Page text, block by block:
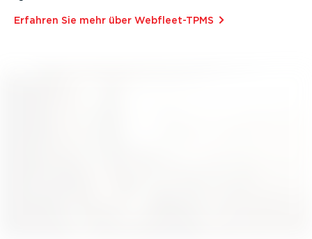
Erfahren Sie mehr über Webfleet-TPMS⁠